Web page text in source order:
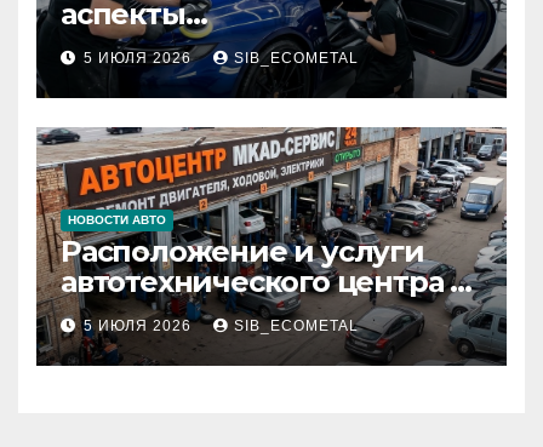
аспекты
профессионального
детейлинга кузова и
салона
5 ИЮЛЯ 2026 SIB_ECOMETAL
НОВОСТИ АВТО
Расположение и услуги
автотехнического центра в
районе 84-го километра
МКАД
5 ИЮЛЯ 2026 SIB_ECOMETAL